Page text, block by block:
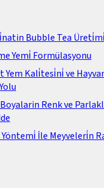
Bubble Tea
Yemi̇ Formülasyonu
Yem Kali̇tesi̇ni̇ ve
Renk ve
İle Meyveleri̇n